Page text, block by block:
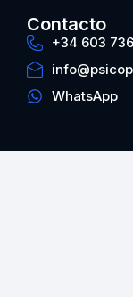
Contacto
+34 603
WhatsApp